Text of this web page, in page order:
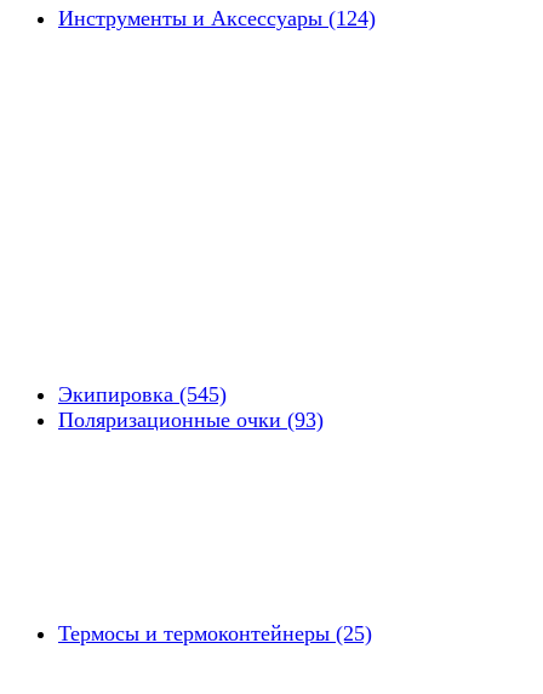
Инструменты и Аксессуары (124)
Экипировка (545)
Поляризационные очки (93)
Термосы и термоконтейнеры (25)